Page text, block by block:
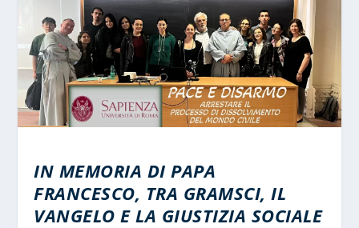
IN MEMORIA DI PAPA
FRANCESCO, TRA GRAMSCI, IL
VANGELO E LA GIUSTIZIA SOCIALE